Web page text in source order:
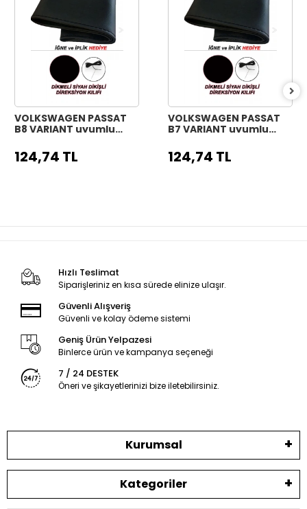
VOLKSWAGEN PASSAT
B8 VARIANT uyumlu
direksiyon kılıfı siyah
dikiş
124,74 TL
VOLKSWAGEN PASSAT
B7 VARIANT uyumlu
direksiyon kılıfı siyah
dikiş
124,74 TL
Hızlı Teslimat
Siparişleriniz en kısa sürede elinize ulaşır.
Güvenli Alışveriş
Güvenli ve kolay ödeme sistemi
Geniş Ürün Yelpazesi
Binlerce ürün ve kampanya seçeneği
7 / 24 DESTEK
Öneri ve şikayetlerinizi bize iletebilirsiniz.
Kurumsal
Kategoriler